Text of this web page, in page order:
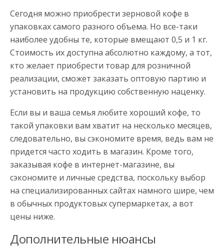
Сегодня можно приобрести зерновой кофе в
упаковках самого разного объема. Но все-таки
наиболее удобны те, которые вмещают 0,5 и 1 кг.
Стоимость их доступна абсолютно каждому, а тот,
кто желает приобрести товар для розничной
реализации, сможет заказать оптовую партию и
установить на продукцию собственную наценку.
Если вы и ваша семья любите хороший кофе, то
такой упаковки вам хватит на несколько месяцев,
следовательно, вы сэкономите время, ведь вам не
придется часто ходить в магазин. Кроме того,
заказывая кофе в интернет-магазине, вы
сэкономите и личные средства, поскольку выбор
на специализированных сайтах намного шире, чем
в обычных продуктовых супермаркетах, а вот
цены ниже.
Дополнительные нюансы